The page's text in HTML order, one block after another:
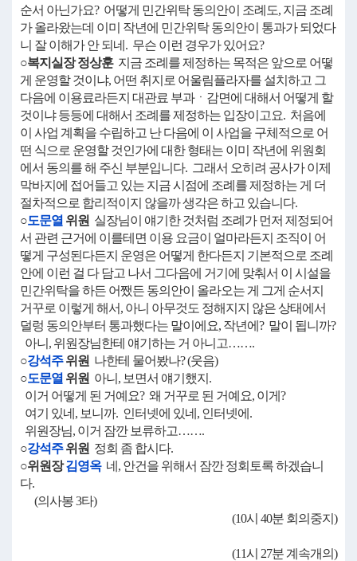
순서 아닌가요? 어떻게 민간위탁 동의안이 조례도, 지금 조례
가 올라왔는데 이미 작년에 민간위탁 동의안이 통과가 되었다
니 잘 이해가 안 되네. 무슨 이런 경우가 있어요?
○복지실장 정상훈지금 조례를 제정하는 목적은 앞으로 어떻
게 운영할 것이냐, 어떤 취지로 어울림플라자를 설치하고 그
다음에 이용료라든지 대관료 부과ㆍ감면에 대해서 어떻게 할
것이냐 등등에 대해서 조례를 제정하는 입장이고요. 처음에
이 사업 계획을 수립하고 난 다음에 이 사업을 구체적으로 어
떤 식으로 운영할 것인가에 대한 형태는 이미 작년에 위원회
에서 동의를 해 주신 부분입니다. 그래서 오히려 공사가 이제
막바지에 접어들고 있는 지금 시점에 조례를 제정하는 게 더
절차적으로 합리적이지 않을까 생각은 하고 있습니다.
○도문열 위원 실장님이 얘기한 것처럼 조례가 먼저 제정되어
서 관련 근거에 이를테면 이용 요금이 얼마라든지 조직이 어
떻게 구성된다든지 운영은 어떻게 한다든지 기본적으로 조례
안에 이런 걸 다 담고 나서 그다음에 거기에 맞춰서 이 시설을
민간위탁을 하든 어쨌든 동의안이 올라오는 게 그게 순서지
거꾸로 이렇게 해서, 아니 아무것도 정해지지 않은 상태에서
덜렁 동의안부터 통과했다는 말이에요, 작년에? 말이 됩니까?
아니, 위원장님한테 얘기하는 거 아니고…….
○강석주위원 나한테 물어봤나? (웃음)
○도문열 위원 아니, 보면서 얘기했지.
이거 어떻게 된 거예요? 왜 거꾸로 된 거예요, 이게?
여기 있네, 보니까. 인터넷에 있네, 인터넷에.
위원장님, 이거 잠깐 보류하고…….
○강석주위원 정회 좀 합시다.
○위원장김영옥네, 안건을 위해서 잠깐 정회토록 하겠습니
다.
(의사봉 3타)
(10시 40분 회의중지)
(11시 27분 계속개의)